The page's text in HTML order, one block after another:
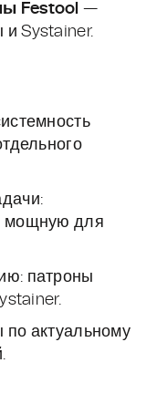
Festool —
Systainer.
мощную для
патроны
актуальному